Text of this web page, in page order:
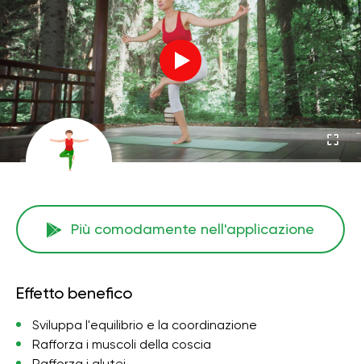
Più comodamente nell'applicazione
Effetto benefico
Sviluppa l'equilibrio e la coordinazione
Rafforza i muscoli della coscia